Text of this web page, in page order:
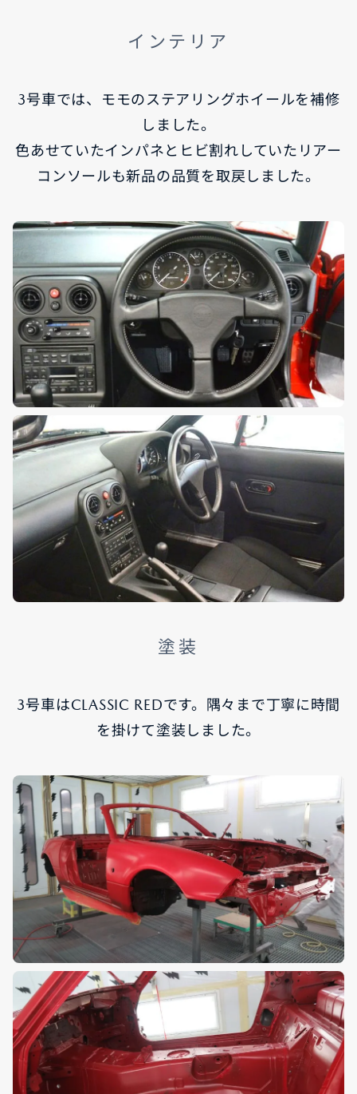
インテリア
3号車では、モモのステアリングホイールを補修
しました。
色あせていたインパネとヒビ割れしていたリアー
コンソールも新品の品質を取戻しました。
塗装
3号車はCLASSIC REDです。隅々まで丁寧に時間
を掛けて塗装しました。